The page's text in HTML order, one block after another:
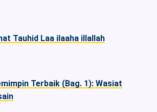
Tauhid Laa ilaaha illallah
Terbaik (Bag. 1): Wasiat